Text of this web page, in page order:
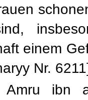
einem
Nr.
Amru ibn